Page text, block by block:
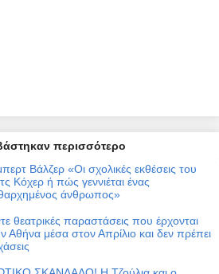
περισσότερο
Βάλζερ «Οι σχολικές εκθέσεις του
Κόχερ ή πώς γεννιέται ένας
άνθρωπος»
θεατρικές παραστάσεις που έρχονται
Αθήνα μέσα στον Απρίλιο και δεν πρέπει